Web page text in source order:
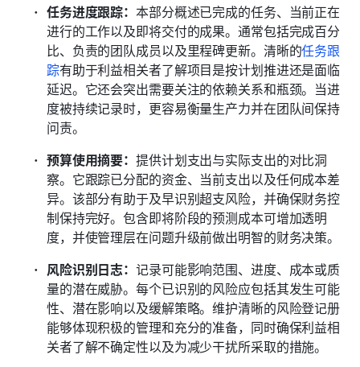
任务进度跟踪： 本部分概述已完成的任务、当前正在
进行的工作以及即将交付的成果。通常包括完成百分
比、负责的团队成员以及里程碑更新。清晰的任务跟
踪有助于利益相关者了解项目是按计划推进还是面临
延迟。它还会突出需要关注的依赖关系和瓶颈。当进
度被持续记录时，更容易衡量生产力并在团队间保持
问责。
预算使用摘要：提供计划支出与实际支出的对比洞
察。它跟踪已分配的资金、当前支出以及任何成本差
异。该部分有助于及早识别超支风险，并确保财务控
制保持完好。包含即将阶段的预测成本可增加透明
度，并使管理层在问题升级前做出明智的财务决策。
风险识别日志：记录可能影响范围、进度、成本或质
量的潜在威胁。每个已识别的风险应包括其发生可能
性、潜在影响以及缓解策略。维护清晰的风险登记册
能够体现积极的管理和充分的准备，同时确保利益相
关者了解不确定性以及为减少干扰所采取的措施。